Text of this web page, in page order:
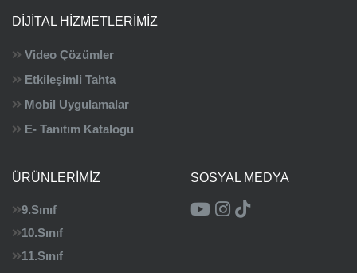
DIJITAL HIZMETLERIMIZ
Video Çözümler
Etkileşimli Tahta
Mobil Uygulamalar
E- Tanıtım Katalogu
ÜRÜNLERIMIZ
9.Sınıf
10.Sınıf
11.Sınıf
SOSYAL MEDYA